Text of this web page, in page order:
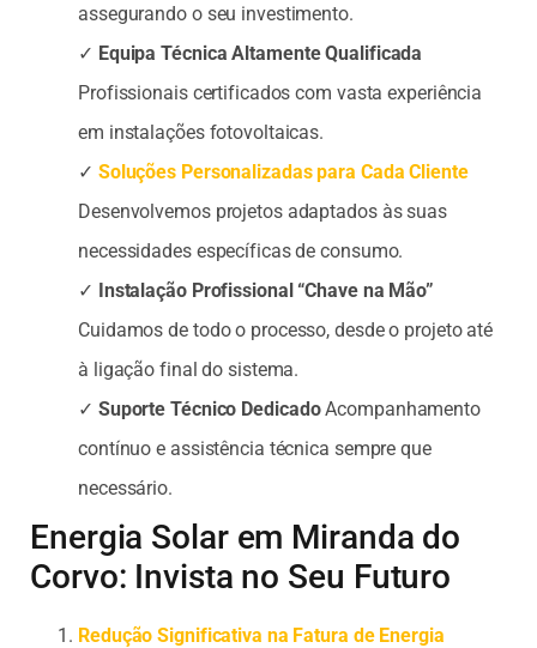
assegurando o seu investimento.
✓ Equipa Técnica Altamente Qualificada
Profissionais certificados com vasta experiência
em instalações fotovoltaicas.
✓ Soluções Personalizadas para Cada Cliente
Desenvolvemos projetos adaptados às suas
necessidades específicas de consumo.
✓ Instalação Profissional “Chave na Mão”
Cuidamos de todo o processo, desde o projeto até
à ligação final do sistema.
✓ Suporte Técnico DedicadoAcompanhamento
contínuo e assistência técnica sempre que
necessário.
Energia Solar em Miranda do
Corvo: Invista no Seu Futuro
Redução Significativa na Fatura de Energia